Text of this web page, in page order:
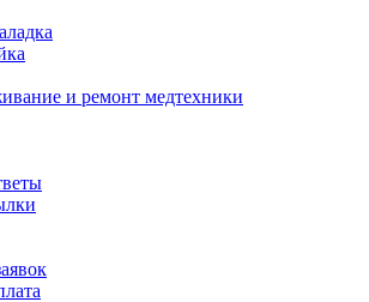
и ремонт медтехники